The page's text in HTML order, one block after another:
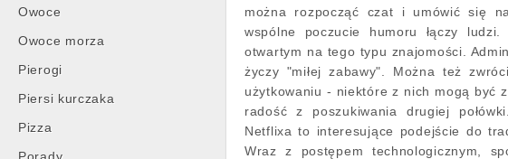
Owoce
Owoce morza
Pierogi
Piersi kurczaka
Pizza
można rozpocząć czat i umówić się
wspólne poczucie humoru łączy
otwartym na tego typu znajomości.
życzy "miłej zabawy". Można też
użytkowaniu - niektóre z nich mogą być
radość z poszukiwania drugiej
Netflixa to interesujące podejście do
Wraz z postępem technologicznym,